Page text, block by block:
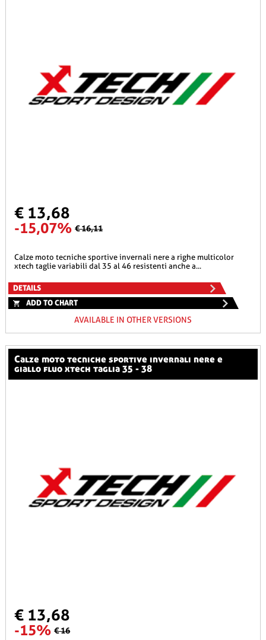
€ 13,68
-15,07% € 16,11
calze moto tecniche sportive invernali nere a righe multicolor
xtech taglie variabili dal 35 al 46 resistenti anche a...
DETAILS
ADD TO CHART
AVAILABLE IN OTHER VERSIONS
calze moto tecniche sportive invernali nere e
giallo fluo xtech taglia 35 - 38
€ 13,68
-15% € 16